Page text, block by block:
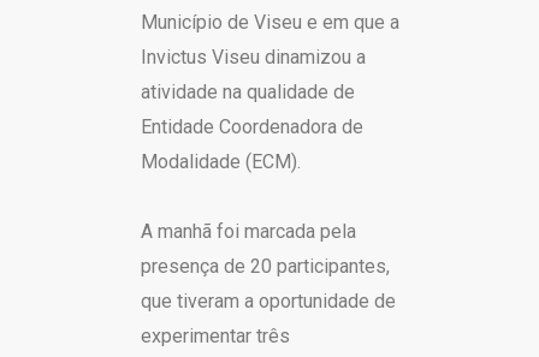
Município de Viseu e em que a
Invictus Viseu dinamizou a
atividade na qualidade de
Entidade Coordenadora de
Modalidade (ECM).
A manhã foi marcada pela
presença de 20 participantes,
que tiveram a oportunidade de
experimentar três